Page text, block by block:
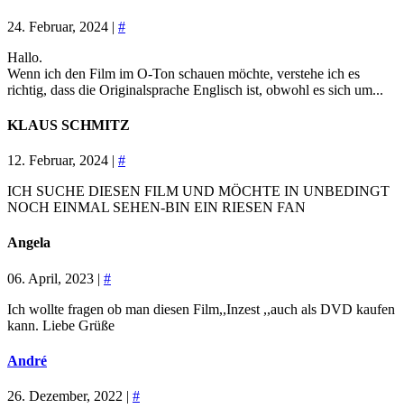
24. Februar, 2024 | #
Hallo.
Wenn ich den Film im O-Ton schauen möchte, verstehe ich es
richtig, dass die Originalsprache Englisch ist, obwohl es sich um...
KLAUS SCHMITZ
12. Februar, 2024 | #
ICH SUCHE DIESEN FILM UND MÖCHTE IN UNBEDINGT
NOCH EINMAL SEHEN-BIN EIN RIESEN FAN
Angela
06. April, 2023 | #
Ich wollte fragen ob man diesen Film,,Inzest ,,auch als DVD kaufen
kann. Liebe Grüße
André
26. Dezember, 2022 | #